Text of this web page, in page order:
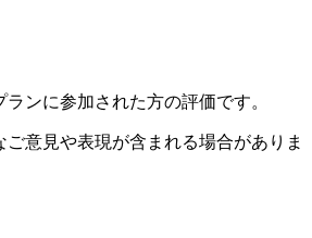
ンに参加された方の評価です。
意見や表現が含まれる場合がありま